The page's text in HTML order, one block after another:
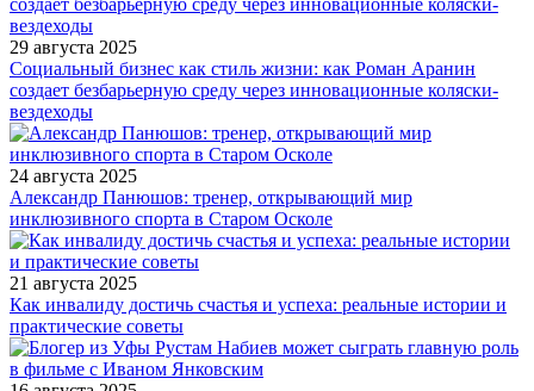
29 августа 2025
Социальный бизнес как стиль жизни: как Роман Аранин
создает безбарьерную среду через инновационные коляски-
вездеходы
24 августа 2025
Александр Панюшов: тренер, открывающий мир
инклюзивного спорта в Старом Осколе
21 августа 2025
Как инвалиду достичь счастья и успеха: реальные истории и
практические советы